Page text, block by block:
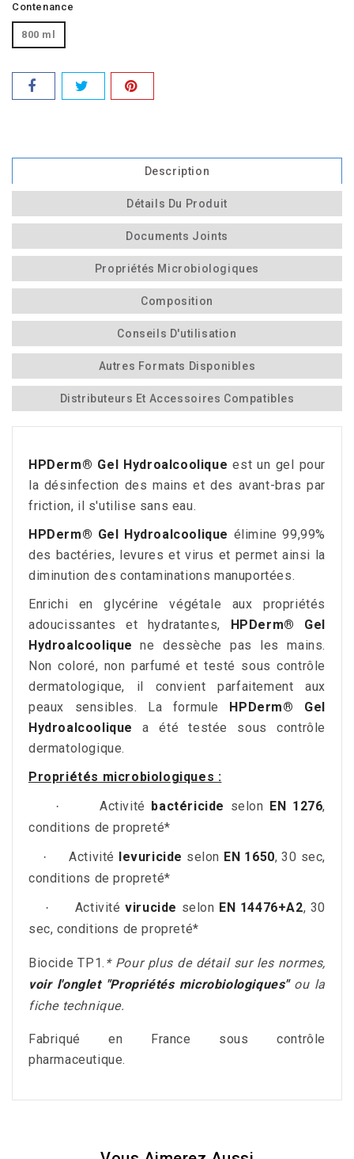
Contenance
800 ml
Description
Détails Du Produit
Documents Joints
Propriétés Microbiologiques
Composition
Conseils D'utilisation
Autres Formats Disponibles
Distributeurs Et Accessoires Compatibles
HPDerm® Gel Hydroalcoolique est un gel pour
la désinfection des mains et des avant-bras par
friction, il s'utilise sans eau.
HPDerm® Gel Hydroalcoolique élimine 99,99%
des bactéries, levures et virus et permet ainsi la
diminution des contaminations manuportées.
Enrichi en glycérine végétale aux propriétés
adoucissantes et hydratantes,
HPDerm® Gel
Hydroalcoolique ne dessèche pas les mains.
Non coloré, non parfumé et testé sous contrôle
dermatologique, il convient parfaitement aux
peaux sensibles. La formule
HPDerm® Gel
Hydroalcoolique
a été testée sous contrôle
dermatologique.
Propriétés microbiologiques :
· Activité bactéricide selon EN 1276,
conditions de propreté*
· Activité levuricide selon EN 1650, 30 sec,
conditions de propreté*
· Activitévirucide selon EN 14476+A2, 30
sec, conditions de propreté*
Biocide TP1. * Pour plus de détail sur les normes,
voir l'onglet "Propriétés microbiologiques" ou la
fiche technique.
Fabriqué en France sous contrôle
pharmaceutique.